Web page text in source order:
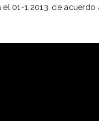
01-1.2013, de